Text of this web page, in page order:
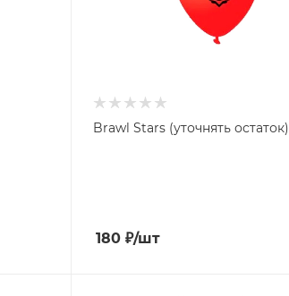
Brawl Stars (уточнять остаток)
180₽/шт